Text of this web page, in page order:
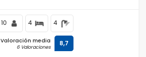
10 4 4
Valoración media
6 Valoraciones 8,7